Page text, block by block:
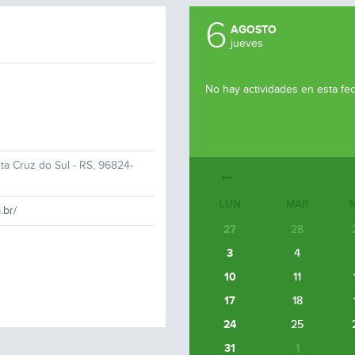
Cruz do Sul - RS, 96824-
6 AGOSTO
jueves
No hay actividades en esta
LUN MAR
27 28
3
4
10
11
17
18
24
25
31
1